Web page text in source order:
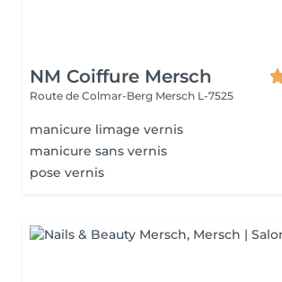
NM Coiffure Mersch
Route de Colmar-Berg Mersch L-7525
manicure limage vernis
manicure sans vernis
pose vernis